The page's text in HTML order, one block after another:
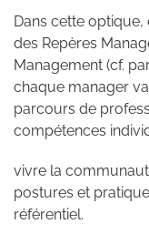
Dans cette
des Repères
Management (cf.
chaque manager
parcours de
compétences
vivre la
postures et
référentiel.